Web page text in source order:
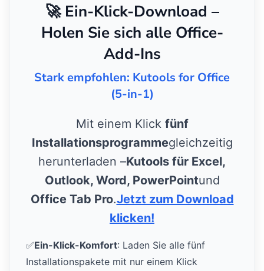
🚀 Ein-Klick-Download –
Holen Sie sich alle Office-
Add-Ins
Stark empfohlen: Kutools for Office
(5-in-1)
Mit einem Klick fünf
Installationsprogrammegleichzeitig
herunterladen –Kutools für Excel,
Outlook, Word, PowerPointund
Office Tab Pro.Jetzt zum Download
klicken!
✅Ein-Klick-Komfort: Laden Sie alle fünf
Installationspakete mit nur einem Klick